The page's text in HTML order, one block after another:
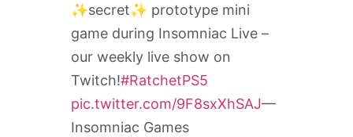
✨secret✨ prototype mini
game during Insomniac Live –
our weekly live show on
Twitch!#RatchetPS5
pic.twitter.com/9F8sxXhSAJ—
Insomniac Games